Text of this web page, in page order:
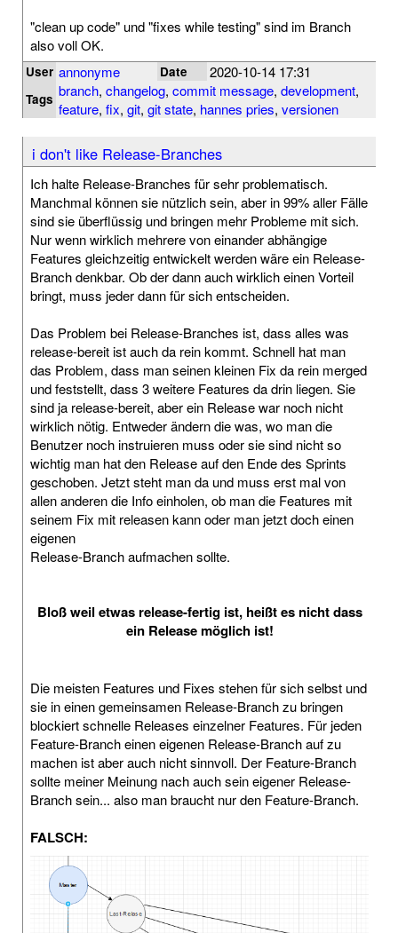
"clean up code" und "fixes while testing" sind im Branch
also voll OK.
User annonyme Date 2020-10-14 17:31
Tags branch, changelog, commit message, development,
feature, fix, git, git state, hannes pries, versionen
i don't like Release-Branches
Ich halte Release-Branches für sehr problematisch.
Manchmal können sie nützlich sein, aber in 99% aller Fälle
sind sie überflüssig und bringen mehr Probleme mit sich.
Nur wenn wirklich mehrere von einander abhängige
Features gleichzeitig entwickelt werden wäre ein Release-
Branch denkbar. Ob der dann auch wirklich einen Vorteil
bringt, muss jeder dann für sich entscheiden.
Das Problem bei Release-Branches ist, dass alles was
release-bereit ist auch da rein kommt. Schnell hat man
das Problem, dass man seinen kleinen Fix da rein merged
und feststellt, dass 3 weitere Features da drin liegen. Sie
sind ja release-bereit, aber ein Release war noch nicht
wirklich nötig. Entweder ändern die was, wo man die
Benutzer noch instruieren muss oder sie sind nicht so
wichtig man hat den Release auf den Ende des Sprints
geschoben. Jetzt steht man da und muss erst mal von
allen anderen die Info einholen, ob man die Features mit
seinem Fix mit releasen kann oder man jetzt doch einen
eigenen
Release-Branch aufmachen sollte.
Bloß weil etwas release-fertig ist, heißt es nicht dass
ein Release möglich ist!
Die meisten Features und Fixes stehen für sich selbst und
sie in einen gemeinsamen Release-Branch zu bringen
blockiert schnelle Releases einzelner Features. Für jeden
Feature-Branch einen eigenen Release-Branch auf zu
machen ist aber auch nicht sinnvoll. Der Feature-Branch
sollte meiner Meinung nach auch sein eigener Release-
Branch sein... also man braucht nur den Feature-Branch.
FALSCH: